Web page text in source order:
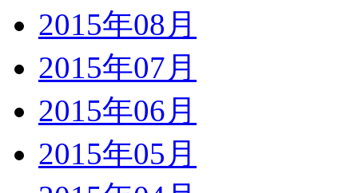
2015年08月
2015年07月
2015年06月
2015年05月